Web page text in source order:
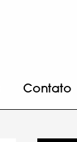
Contato